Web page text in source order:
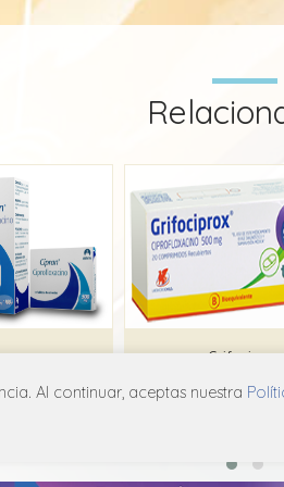
Grifociprox
Laboratorio Chile
Al continuar, aceptas nuestra